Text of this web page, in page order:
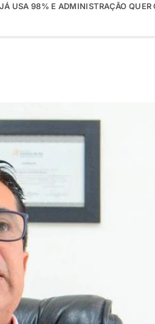
USA 98% E ADMINISTRAÇÃO QUER